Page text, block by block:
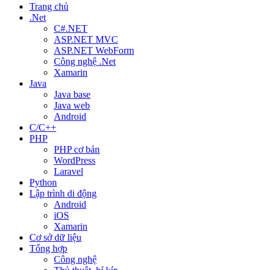
Trang chủ
.Net
C#.NET
ASP.NET MVC
ASP.NET WebForm
Công nghệ .Net
Xamarin
Java
Java base
Java web
Android
C/C++
PHP
PHP cơ bản
WordPress
Laravel
Python
Lập trình di động
Android
iOS
Xamarin
Cơ sở dữ liệu
Tổng hợp
Công nghệ